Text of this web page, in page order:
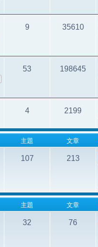
9 35610
53 198645
4 2199
主題 文章
107 213
主題 文章
32 76